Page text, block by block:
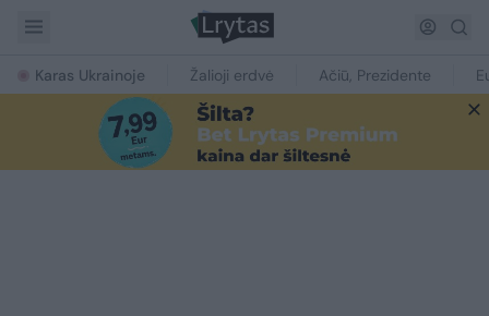
Karas Ukrainoje Žalioji erdvė Ačiū, Prezidente